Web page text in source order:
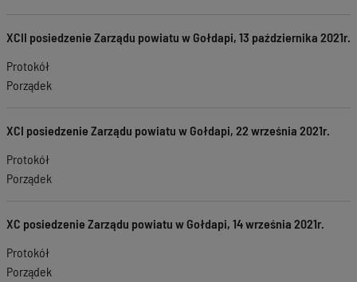
XCII posiedzenie Zarządu powiatu w Gołdapi, 13 października 2021r.
Protokół
Porządek
XCI posiedzenie Zarządu powiatu w Gołdapi, 22 września 2021r.
Protokół
Porządek
XC posiedzenie Zarządu powiatu w Gołdapi, 14 września 2021r.
Protokół
Porządek